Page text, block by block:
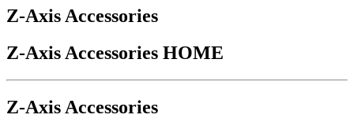
Z-Axis Accessories
Z-Axis Accessories HOME
Z-Axis Accessories